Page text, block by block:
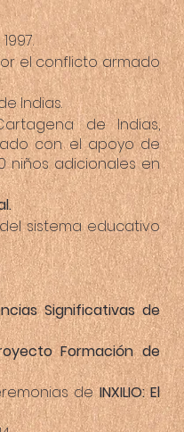
el conflicto armado
Indias.
de Indias,
con el apoyo de
niños adicionales en
sistema educativo
Significativas de
Formación de
deINXILIO: El